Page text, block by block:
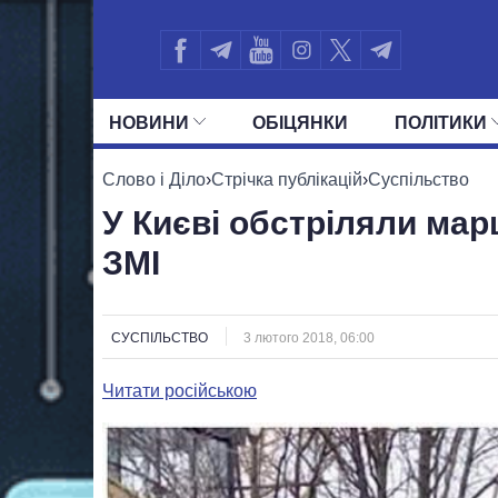
НОВИНИ ОБIЦЯНКИ ПОЛIТИКИ
УСІ ПОЛІТИКИ ПРЕЗИДЕНТ І ОФІС
Слово і Діло›Стрічка публікацій›Суспільство
У Києві обстріляли
ЗМІ
СУСПІЛЬСТВО 3 лютого 2018, 06:00
Читати російською